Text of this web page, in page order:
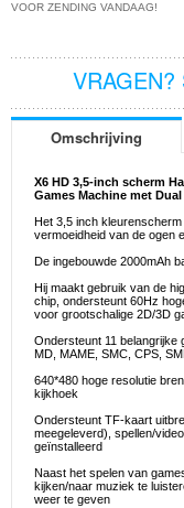
VOOR ZENDING VANDAAG!
VRAGEN?
Omschrijving
X6 HD 3,5-inch scherm
Games Machine met
Het 3,5 inch
vermoeidheid van de ogen
De ingebouwde 2000mAh
Hij maakt gebruik van de
chip, ondersteunt 60Hz
voor grootschalige 2D/3D
Ondersteunt 11 belangrijke
MD, MAME, SMC, CPS,
640*480 hoge resolutie
kijkhoek
Ondersteunt TF-kaart
meegeleverd), spellen/
geïnstalleerd
Naast het spelen van
kijken/naar muziek te
weer te geven